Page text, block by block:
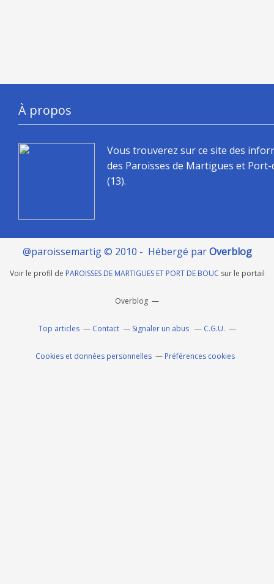
À propos
Vous trouverez sur ce site des
des Paroisses de Martigues et
(13).
@paroissemartig © 2010 - Hébergé parOverblog
Voir le profil de PAROISSES DE MARTIGUES ET PORT DE BOUC sur le portail
Overblog
Top articles Contact Signaler un abus C.G.U.
Cookies et données personnelles Préférences cookies